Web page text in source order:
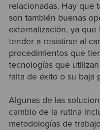
relacionadas. Hay que
son también buenas
externalización, ya
tender a resistirse al
procedimientos que
tecnologías que
falta de éxito o su baja
Algunas de las
cambio de la rutina
metodologías de